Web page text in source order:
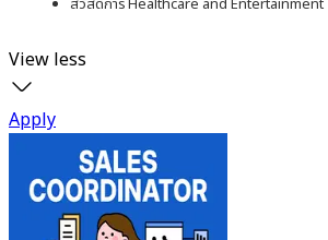
สวัสดิการ Healthcare and Entertainment
View less
Apply